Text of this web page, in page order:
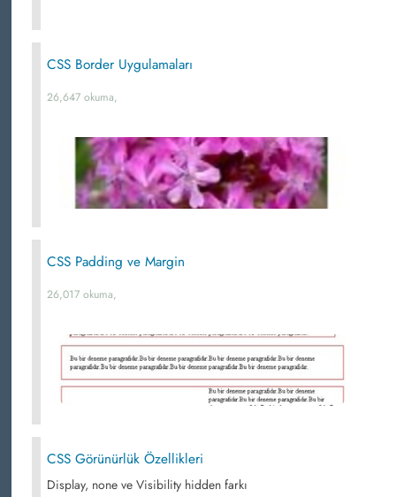
CSS Border Uygulamaları
26,647 okuma,
CSS Padding ve Margin
26,017 okuma,
CSS Görünürlük Özellikleri
Display, none ve Visibility hidden farkı